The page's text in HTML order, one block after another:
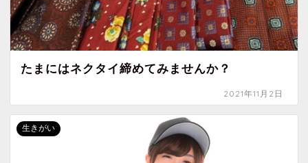
たまにはネクタイ締めてみませんか？
2021年11月2日
生きがい